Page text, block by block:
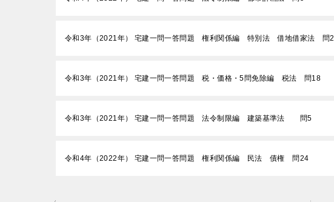
令和3年（2021年） 宅建一問一答問題 権利関係編 特別法 借地借家法 問2
令和3年（2021年） 宅建一問一答問題 税・価格・5問免除編 税法 問18
令和3年（2021年） 宅建一問一答問題 法令制限編 建築基準法 問5
令和4年（2022年） 宅建一問一答問題 権利関係編 民法 債権 問24